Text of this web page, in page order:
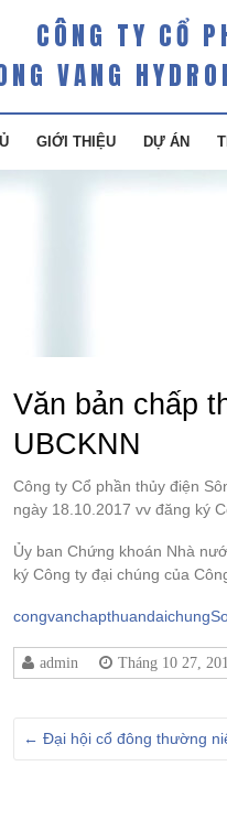
CÔNG TY CỔ
VANG
GIỚI THIỆU DỰ ÁN
Văn bản chấp
UBCKNN
Công ty Cổ phần thủy điện
ngày 18.10.2017 vv đăng ký
Ủy ban Chứng khoán Nhà
ký Công ty đại chúng của
admin Tháng 10 27,
← Đại hội cổ đông thường